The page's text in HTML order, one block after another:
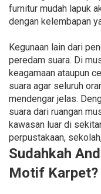
furnitur mudah lapuk
dengan kelembapan
Kegunaan lain dari
peredam suara. Di
keagamaan ataupun
suara agar seluruh
mendengar jelas.
suara dari ruangan
kawasan luar di
perpustakaan,
Sudahkah
Motif Karpet?